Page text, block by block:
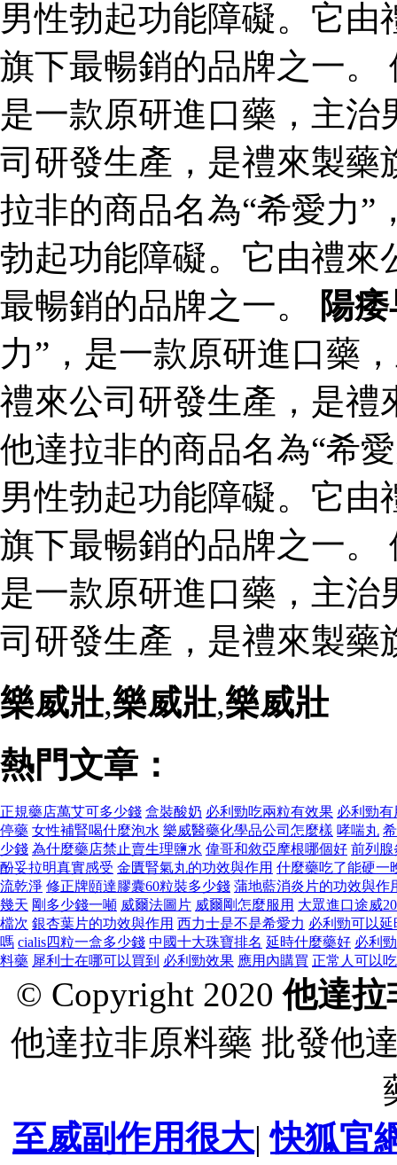
男性勃起功能障礙。它
旗下最暢銷的品牌之一。
是一款原研進口藥，主
司研發生產，是禮來製藥
拉非的商品名為“希愛力”
勃起功能障礙。它由禮來
最暢銷的品牌之一。
陽
力”，是一款原研進口藥
禮來公司研發生產，是禮
他達拉非的商品名為“希
男性勃起功能障礙。它
旗下最暢銷的品牌之一。
是一款原研進口藥，主
司研發生產，是禮來製藥
樂威壯,樂威壯,樂威壯
熱門文章：
正規藥店萬艾可多少錢 盒裝酸奶 必利勁吃兩粒有效果 必利勁
停藥 女性補腎喝什麼泡水 樂威醫藥化學品公司怎麼樣 哮喘丸
少錢 為什麼藥店禁止賣生理鹽水 偉哥和敘亞摩根哪個好 前列腺
酚妥拉明真實感受 金匱腎氣丸的功效與作用 什麼藥吃了能硬一
流乾淨 修正牌頤達膠囊60粒裝多少錢 蒲地藍消炎片的功效與作
幾天 剛多少錢一噸 威爾法圖片 威爾剛怎麼服用 大眾進口途威
檔次 銀杏葉片的功效與作用 西力士是不是希愛力 必利勁可以延
嗎 cialis四粒一盒多少錢 中國十大珠寶排名 延時什麼藥好 必利
料藥 犀利士在哪可以買到 必利勁效果 應用內購買 正常人可以
© Copyright 2020他達拉
他達拉非原料藥 批發他
至威副作用很大|快狐官